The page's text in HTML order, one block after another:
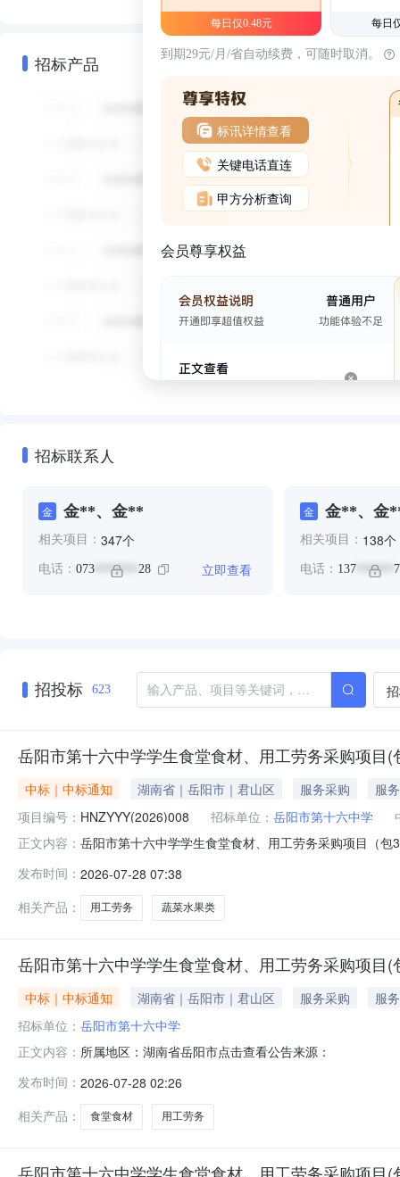
招标产品
每日仅0.48元 每日
到期29元/月/省自动续费，可随时取消。
标讯详情查看
关键电话直连
甲方分析查询
会员尊享权益
招标联系人
金 金**、金**
相关项目： 347个
电话： 073 ******* 28 立即查看
金 金**、金
相关项目： 138个
电话： 137 ******
招投标 623
岳阳市第十六中学学生食堂食材、用工劳务采购项目
中标｜中标通知 湖南省｜岳阳市｜君山区 服务采购
服务
项目编号： HNZYYY(2026)008 招标单位： 岳阳市第十六中学
正文内容： 岳阳市第十六中学学生食堂食材、用工劳务采购项目（
代理机构名称：岳阳晟大项目管理有限公司预算金额：
标准，同时保证食
发布时间： 2026-07-28 07:38
相关产品：
用工劳务 蔬菜水果类
岳阳市第十六中学学生食堂食材、用工劳务采购项目
中标｜中标通知 湖南省｜岳阳市｜君山区 服务采购
服务
招标单位： 岳阳市第十六中学
正文内容： 所属地区：湖南省岳阳市点击查看公告来源：
发布时间： 2026-07-28 02:26
相关产品：
食堂食材 用工劳务